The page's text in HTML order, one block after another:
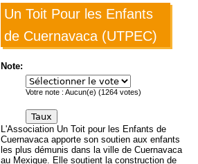
Un Toit Pour les Enfants
de Cuernavaca (UTPEC)
Note:
Votre note : Aucun(e) (1264votes)
L'Association Un Toit pour les Enfants de
Cuernavaca apporte son soutien aux enfants
les plus démunis dans la ville de Cuernavaca
au Mexique. Elle soutient la construction de